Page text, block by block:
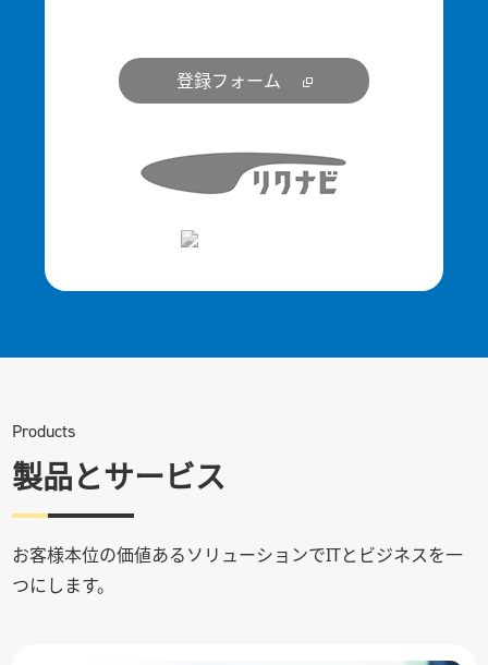
登録フォーム
Products
製品とサービス
お客様本位の価値あるソリューションでITとビジネスを一
つにします。